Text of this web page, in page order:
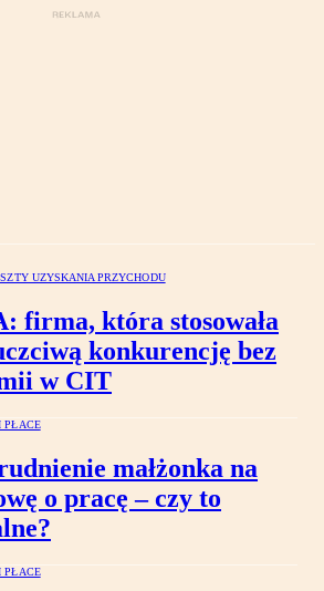
UZYSKANIA PRZYCHODU
firma, która stosowała
konkurencję bez
w CIT
PŁACE
małżonka na
o pracę – czy to
PŁACE